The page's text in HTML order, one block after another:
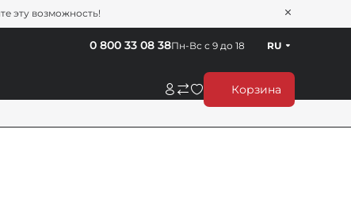
эту возможность!
Корзина
Пн-Вс с 9 до 18
0 800 33 08 38 RU